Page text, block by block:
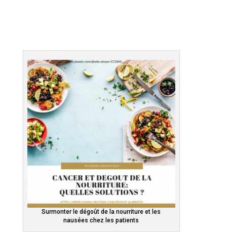
Surmonter le dégoût de la nourriture et les
nausées chez les patients